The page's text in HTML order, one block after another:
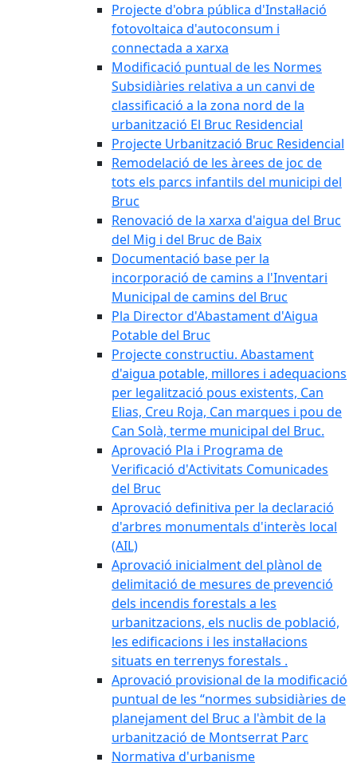
Projecte d'obra pública d'Instal·lació
fotovoltaica d'autoconsum i
connectada a xarxa
Modificació puntual de les Normes
Subsidiàries relativa a un canvi de
classificació a la zona nord de la
urbanització El Bruc Residencial
Projecte Urbanització Bruc Residencial
Remodelació de les àrees de joc de
tots els parcs infantils del municipi del
Bruc
Renovació de la xarxa d'aigua del Bruc
del Mig i del Bruc de Baix
Documentació base per la
incorporació de camins a l'Inventari
Municipal de camins del Bruc
Pla Director d'Abastament d'Aigua
Potable del Bruc
Projecte constructiu. Abastament
d'aigua potable, millores i adequacions
per legalització pous existents, Can
Elias, Creu Roja, Can marques i pou de
Can Solà, terme municipal del Bruc.
Aprovació Pla i Programa de
Verificació d'Activitats Comunicades
del Bruc
Aprovació definitiva per la declaració
d'arbres monumentals d'interès local
(AIL)
Aprovació inicialment del plànol de
delimitació de mesures de prevenció
dels incendis forestals a les
urbanitzacions, els nuclis de població,
les edificacions i les instal·lacions
situats en terrenys forestals .
Aprovació provisional de la modificació
puntual de les “normes subsidiàries de
planejament del Bruc a l'àmbit de la
urbanització de Montserrat Parc
Normativa d'urbanisme